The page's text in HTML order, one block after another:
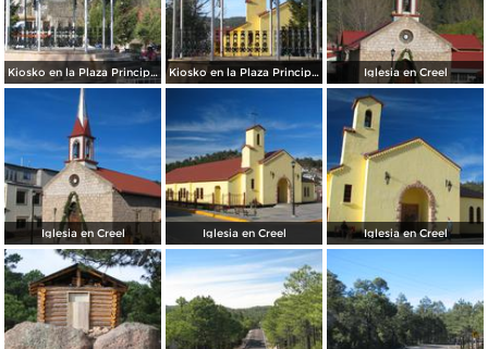
Kiosko en la Plaza Principal de Creel Kiosko en la Plaza Principal de Creel Iglesia en Creel
Iglesia en Creel Iglesia en Creel Iglesia en Creel